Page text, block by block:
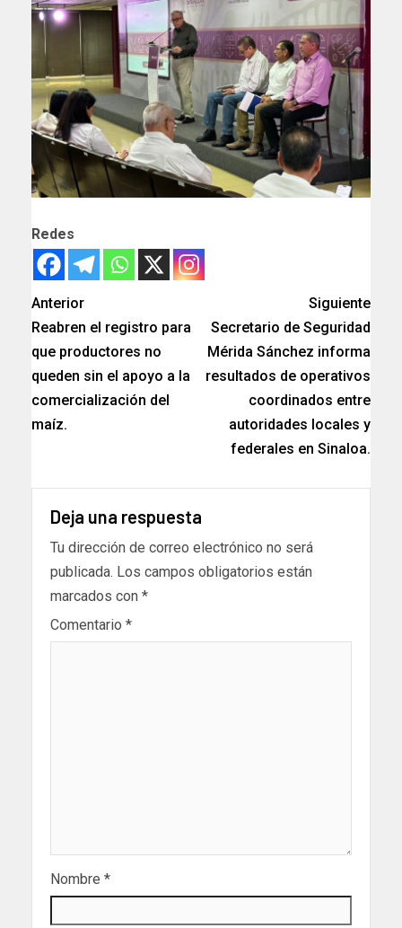
Redes
Anterior
Reabren el registro para
que productores no
queden sin el apoyo a la
comercialización del
maíz.
Siguiente
Secretario de Seguridad
Mérida Sánchez informa
resultados de operativos
coordinados entre
autoridades locales y
federales en Sinaloa.
Deja una respuesta
Tu dirección de correo electrónico no será
publicada. Los campos obligatorios están
marcados con *
Comentario *
Nombre *